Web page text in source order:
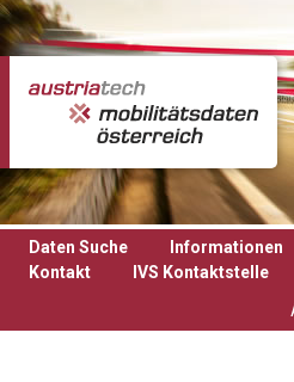
Direkt zum Inhalt
Daten Suche Informationen
Kontakt
IVS Kontaktstelle